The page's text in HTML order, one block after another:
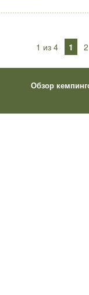
1 из 4 1 2
Обзор